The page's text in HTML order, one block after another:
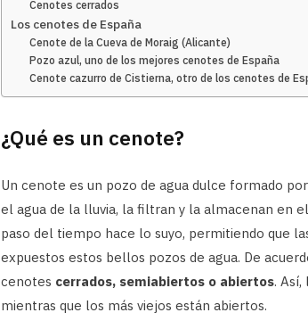
Cenotes cerrados
Los cenotes de España
Cenote de la Cueva de Moraig (Alicante)
Pozo azul, uno de los mejores cenotes de España
Cenote cazurro de Cistierna, otro de los cenotes de
¿Qué es un cenote?
Un cenote es un pozo de agua dulce formado
el agua de la lluvia, la filtran y la almacenan en
paso del tiempo hace lo suyo, permitiendo que
expuestos estos bellos pozos de agua. De
cenotes cerrados, semiabiertos o abiertos.
mientras que los más viejos están abiertos.